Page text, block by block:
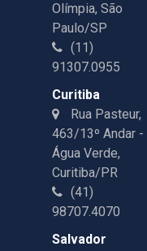
Olímpia, São
Paulo/SP
(11)
91307.0955
Curitiba
Rua Pasteur,
463/13º Andar -
Água Verde,
Curitiba/PR
(41)
98707.4070
Salvador